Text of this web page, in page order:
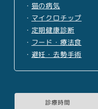
・ 猫の病気
・ マイクロチップ
・ 定期健康診断
・ フード・療法食
・ 避妊・去勢手術
診療時間